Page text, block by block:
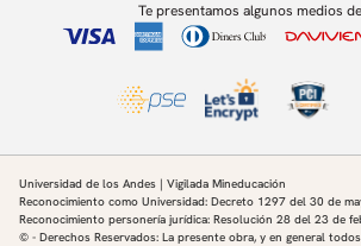
Te presentamos algunos medios
Universidad de los Andes | Vigilada Mineducación
Reconocimiento como Universidad: Decreto 1297 del 30 de
Reconocimiento personería jurídica: Resolución 28 del 23 de
© - Derechos Reservados: La presente obra, y en general